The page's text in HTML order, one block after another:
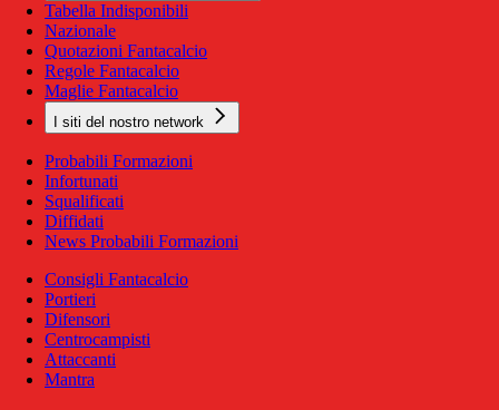
Tabella Indisponibili
Nazionale
Quotazioni Fantacalcio
Regole Fantacalcio
Maglie Fantacalcio
I siti del nostro network
Probabili Formazioni
Infortunati
Squalificati
Diffidati
News Probabili Formazioni
Consigli Fantacalcio
Portieri
Difensori
Centrocampisti
Attaccanti
Mantra